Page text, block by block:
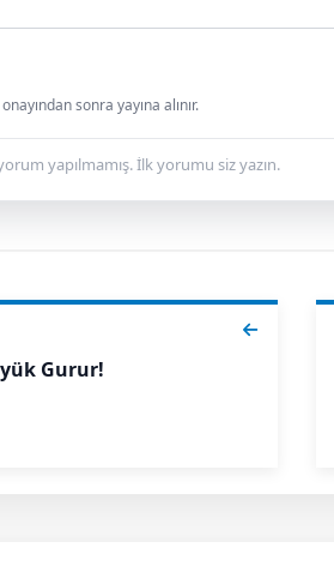
sonra yayına alınır.
yapılmamış. İlk yorumu siz yazın.
Gurur!